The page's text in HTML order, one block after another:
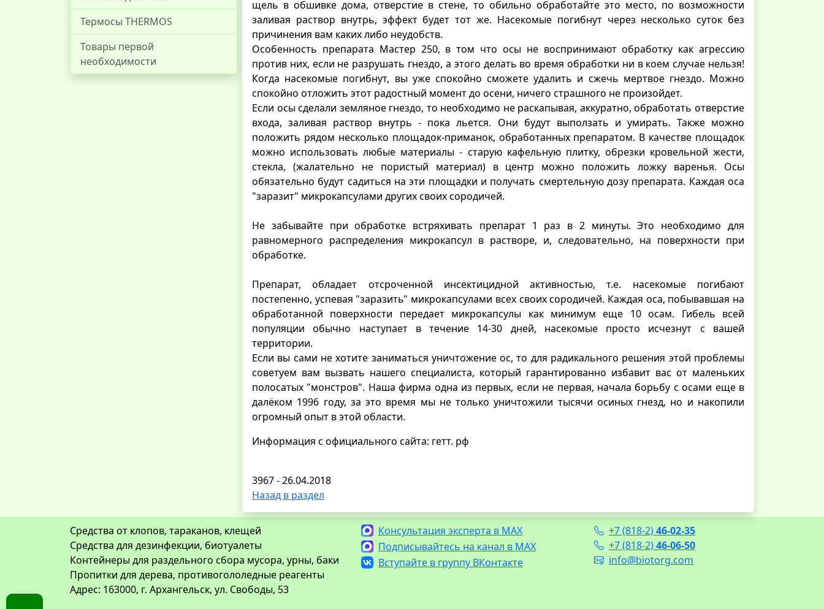
Термосы THERMOS
Товары первой
необходимости
щель в обшивке дома, отверстие в стене, то обильно обработайте это место, по возможности
заливая раствор внутрь, эффект будет тот же. Насекомые погибнут через несколько суток без
причинения вам каких либо неудобств.
Особенность препарата Мастер 250, в том что осы не воспринимают обработку как агрессию
против них, если не разрушать гнездо, а этого делать во время обработки ни в коем случае нельзя!
Когда насекомые погибнут, вы уже спокойно сможете удалить и сжечь мертвое гнездо. Можно
спокойно отложить этот радостный момент до осени, ничего страшного не произойдет.
Если осы сделали земляное гнездо, то необходимо не раскапывая, аккуратно, обработать отверстие
входа, заливая раствор внутрь - пока льется. Они будут выползать и умирать. Также можно
положить рядом несколько площадок-приманок, обработанных препаратом. В качестве площадок
можно использовать любые материалы - старую кафельную плитку, обрезки кровельной жести,
стекла, (жалательно не пористый материал) в центр можно положить ложку варенья. Осы
обязательно будут садиться на эти площадки и получать смертельную дозу препарата. Каждая оса
"заразит" микрокапсулами других своих сородичей.
Не забывайте при обработке встряхивать препарат 1 раз в 2 минуты. Это необходимо для
равномерного распределения микрокапсул в растворе, и, следовательно, на поверхности при
обработке.
Препарат, обладает отсроченной инсектицидной активностью, т.е. насекомые погибают
постепенно, успевая "заразить" микрокапсулами всех своих сородичей. Каждая оса, побывавшая на
обработанной поверхности передает микрокапсулы как минимум еще 10 осам. Гибель всей
популяции обычно наступает в течение 14-30 дней, насекомые просто исчезнут с вашей
территории.
Если вы сами не хотите заниматься уничтожение ос, то для радикального решения этой проблемы
советуем вам вызвать нашего специалиста, который гарантированно избавит вас от маленьких
полосатых "монстров". Наша фирма одна из первых, если не первая, начала борьбу с осами еще в
далёком 1996 году, за это время мы не только уничтожили тысячи осиных гнезд, но и накопили
огромный опыт в этой области.
Информация с официального сайта: гетт. рф
3967 - 26.04.2018
Назад в раздел
Средства от клопов, тараканов, клещей
Средства для дезинфекции, биотуалеты
Контейнеры для раздельного сбора мусора, урны, баки
Пропитки для дерева, противогололедные реагенты
Адрес: 163000, г. Архангельск, ул. Свободы, 53
Консультация эксперта в MAX
Подписывайтесь на канал в MAX
Вступайте в группу ВКонтакте
+7 (818-2)46-02-35
+7 (818-2)46-06-50
info@biotorg.com